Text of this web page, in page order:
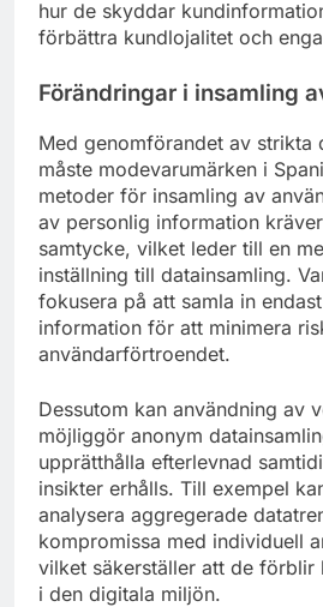
hur de skyddar
förbättra kundlojalitet och
Förändringar i insamling
Med genomförandet av strikta
måste modevarumärken i
metoder för insamling av
av personlig information
samtycke, vilket leder till en
inställning till datainsamling.
fokusera på att samla in
information för att minimera
användarförtroendet.
Dessutom kan användning av
möjliggör anonym
upprätthålla efterlevnad
insikter erhålls. Till exempel
analysera aggregerade
kompromissa med individuell
vilket säkerställer att de förblir
i den digitala miljön.